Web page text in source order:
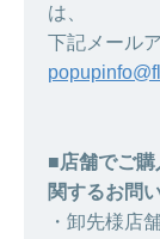
は、
下記メール
■店舗でご
関するお問
・卸先様店